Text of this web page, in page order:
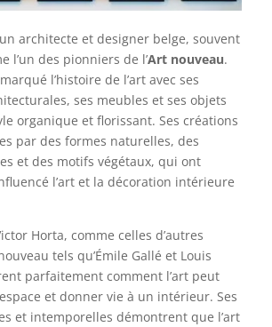
architecte et designer belge, souvent
l’un des pionniers de l’Art nouveau.
l’histoire de l’art avec ses
ses meubles et ses objets
organique et florissant. Ses créations
par des formes naturelles, des
et des motifs végétaux, qui ont
l’art et la décoration intérieure
Horta, comme celles d’autres
tels qu’Émile Gallé et Louis
parfaitement comment l’art peut
et donner vie à un intérieur. Ses
et intemporelles démontrent que l’art